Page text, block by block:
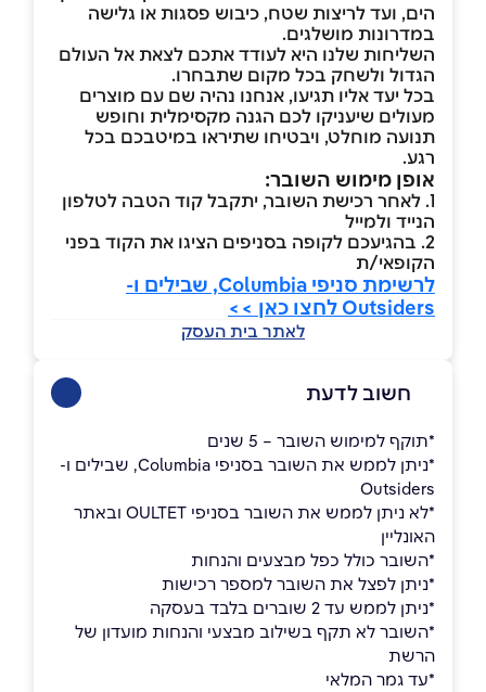
הים, ועד לריצות שטח, כיבוש פסגות או גלישה
במדרונות מושלגים.
השליחות שלנו היא לעודד אתכם לצאת אל העולם
הגדול ולשחק בכל מקום שתבחרו.
בכל יעד אליו תגיעו, אנחנו נהיה שם עם מוצרים
מעולים שיעניקו לכם הגנה מקסימלית וחופש
תנועה מוחלט, ויבטיחו שתיראו במיטבכם בכל
רגע.
אופן מימוש השובר:
1. לאחר רכישת השובר, יתקבל קוד הטבה לטלפון
הנייד ולמייל
2. בהגיעכם לקופה בסניפים הציגו את הקוד בפני
הקופאי/ת
לרשימת סניפי Columbia, שבילים ו-
Outsiders לחצו כאן >>
לאתר בית העסק
חשוב לדעת
*תוקף למימוש השובר – 5 שנים
*ניתן לממש את השובר בסניפי Columbia, שבילים ו-
Outsiders
*לא ניתן לממש את השובר בסניפי OULTET ובאתר
האונליין
*השובר כולל כפל מבצעים והנחות
*ניתן לפצל את השובר למספר רכישות
*ניתן לממש עד 2 שוברים בלבד בעסקה
ָ*השובר לא תקף בשילוב מבצעי והנחות מועדון של
הרשת
ָָ*עד גמר המלאי